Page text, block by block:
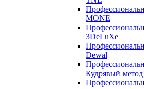
MONE
3DeLuXe
Dewal
Кудрявый метод